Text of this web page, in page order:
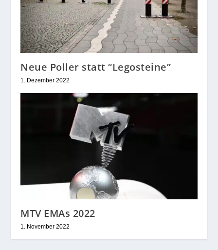
Neue Poller statt “Legosteine”
1. Dezember 2022
MTV EMAs 2022
1. November 2022